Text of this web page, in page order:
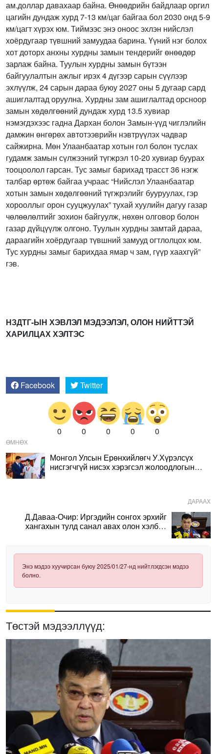
ам.доллар давахаар байна. Өнөөдрийн байдлаар оргил
цагийн дундаж хурд 7-13 км/цаг байгаа бол 2030 онд 5-9
км/цагт хүрэх юм. Тиймээс энэ оноос эхлэн нийслэл
хоёрдугаар түвшний замуудаа барина. Үүний нэг болох
хот доторх анхны хурдны замын тендерийг өнөөдөр
зарлаж байна. Туулын хурдны замын бүтээн
байгуулалтын ажлыг ирэх 4 дүгээр сарын сүүлээр
эхлүүлж, 24 сарын дараа буюу 2027 оны 5 дугаар сард
ашиглалтад оруулна. Хурдны зам ашиглалтад орсноор
замын хөдөлгөөний дундаж хурд 13.5 хувиар
нэмэгдэхээс гадна Дархан болон Замын-үүд чиглэлийн
дамжин өнгөрөх автотээврийн нэвтрүүлэх чадвар
сайжирна. Мөн Улаанбаатар хотын гол болон туслах
гудамж замын сүлжээний түгжрэл 10-20 хувиар буурах
тооцоолол гарсан. Тус замыг барихад трасст 36 нэгж
талбар өртөж байгаа учраас “Нийслэл Улаанбаатар
хотын замын хөдөлгөөний түгжрэлийг бууруулах, гэр
хорооллыг орон сууцжуулах” тухай хуулийн дагуу газар
чөлөөлөлтийг зохион байгуулж, нөхөн олговор болон
газар дүйцүүлж олгоно. Туулын хурдны замтай дараа,
дараагийн хоёрдугаар түвшний замууд огтлолцох юм.
Тус хурдны замыг барихдаа ямар ч зам, гүүр хаахгүй”
гэв.
НЗДТГ-ЫН ХЭВЛЭЛ МЭДЭЭЛЭЛ, ОЛОН НИЙТТЭЙ
ХАРИЛЦАХ ХЭЛТЭС
Facebook Twitter
0 0 0 0 0
ӨМНӨХ
Монгол Улсын Ерөнхийлөгч У.Хүрэлсүх
нисгэгчгүй нисэх хэрэгсэл жолоодлогын
ДАРААХ
Д.Даваа-Очир: Иргэдийн сонгох эрхийг
хангахын тулд санал авах олон хэлбэр
Энэ мэдээ хуучирсан буюу 2025/01/27-нд нийтлэгдсэн мэдээ
болно.
Төстэй мэдээллүүд: